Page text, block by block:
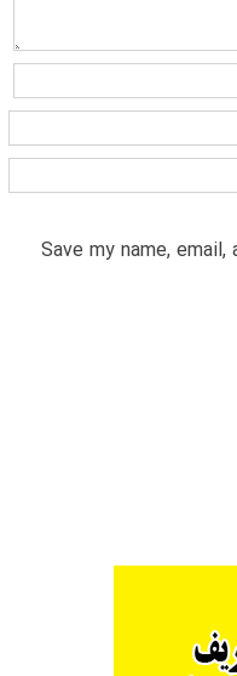
Save my name,